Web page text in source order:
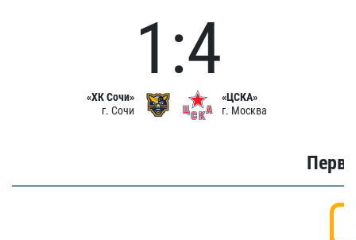
«ХК Сочи»
г. Сочи
1:4
«ЦСКА»
г. Москва